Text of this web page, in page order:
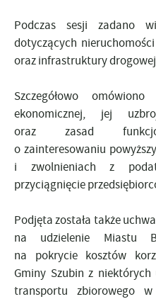
Podczas sesji zadano
dotyczących
oraz infrastruktury
Szczegółowo
ekonomicznej, jej
oraz zasad
o zainteresowaniu
i zwolnieniach z
przyciągnięcie
Podjęta została także
na udzielenie Miastu
na pokrycie kosztów
Gminy Szubin z
transportu zbiorowego w